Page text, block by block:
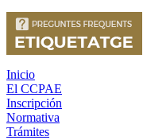
Inicio
El CCPAE
Inscripción
Normativa
Trámites